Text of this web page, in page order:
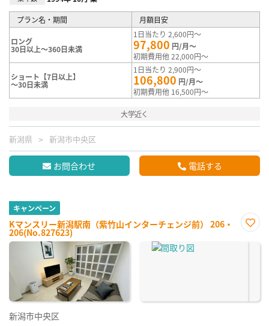
プラン名・期間 月額目安
ロング
30日以上～360日未満
1日当たり 2,600円～
97,800 円/月～
初期費用他 22,000円～
ショート【7日以上】
～30日未満
1日当たり 2,900円～
106,800 円/月～
初期費用他 16,500円～
大学近く
新潟県 新潟市中央区
お問合わせ 電話する
キャンペーン
Kマンスリー新潟駅南（紫竹山インターチェンジ前） 206・
206(No.827623)
に入
新潟市中央区